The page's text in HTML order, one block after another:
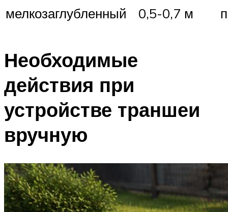
мелкозаглубленный 0,5-0,7 м
Необходимые
действия при
устройстве траншеи
вручную